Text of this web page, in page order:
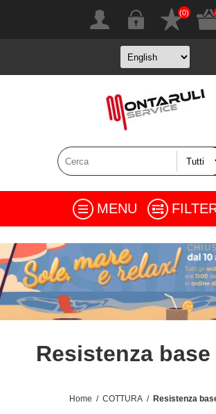
(0)
MENU
Resistenza
Home / COTTURA / Resistenza